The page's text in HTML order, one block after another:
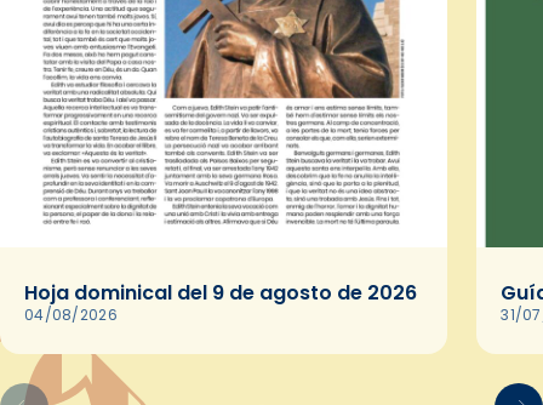
Hoja dominical del 9 de agosto de 2026
04/08/2026 31/